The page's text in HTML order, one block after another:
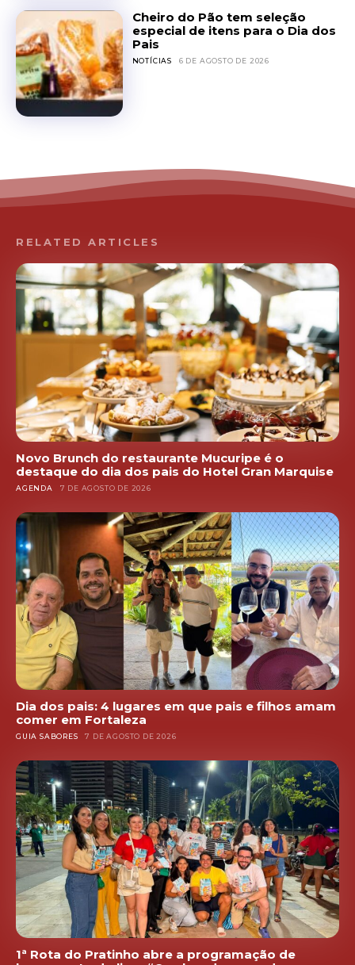
Cheiro do Pão tem seleção
especial de itens para o Dia dos
Pais
NOTÍCIAS 6 DE AGOSTO DE 2026
RELATED ARTICLES
Novo Brunch do restaurante Mucuripe é o
destaque do dia dos pais do Hotel Gran Marquise
AGENDA 7 DE AGOSTO DE 2026
Dia dos pais: 4 lugares em que pais e filhos amam
comer em Fortaleza
GUIA SABORES 7 DE AGOSTO DE 2026
1ª Rota do Pratinho abre a programação de